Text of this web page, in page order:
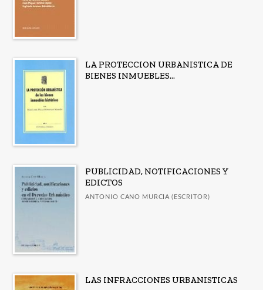
LORCA. Catálogo de publicaciones
Publicados en 2025
Ver todos... (15)
LA PROTECCION URBANISTICA DE
BIENES INMUEBLES...
PUBLICIDAD, NOTIFICACIONES Y
EDICTOS
ANTONIO CANO MURCIA (ESCRITOR)
LAS INFRACCIONES URBANISTICAS